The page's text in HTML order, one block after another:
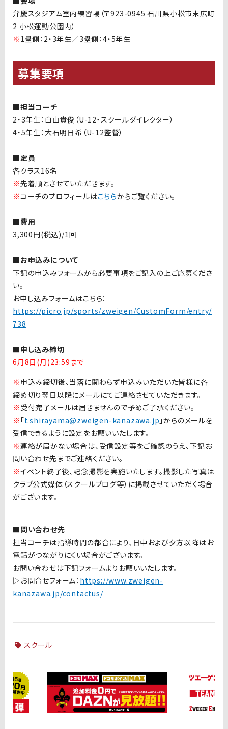
弁慶スタジアム室内練習場（〒923-0945 石川県小松市末広町
2 小松運動公園内）
※ 1塁側：2・3年生／3塁側：4・5年生
募集要項
■担当コーチ
2・3年生：白山貴俊（U-12・スクールダイレクター）
4・5年生：大石明日希（U-12監督）
■定員
各クラス16名
※先着順とさせていただきます。
※コーチのプロフィールはこちらからご覧ください。
■費用
3,300円(税込)/1回
■お申込みについて
下記の申込みフォームから必要事項をご記入の上ご応募くださ
い。
お申し込みフォームはこちら：
https://picro.jp/sports/zweigen/CustomForm/entry/
738
■申し込み締切
6月8日(月)23:59まで
※ 申込み締切後、当落に関わらず申込みいただいた皆様に各
締め切り翌日以降にメールにてご連絡させていただきます。
※ 受付完了メールは届きませんので予めご了承ください。
※ 「t.shirayama@zweigen-kanazawa.jp 」からのメールを
受信できるように設定をお願いいたします。
※連絡が届かない場合は、受信設定等をご確認のうえ、下記お
問い合わせ先までご連絡ください。
※イベント終了後、記念撮影を実施いたします。撮影した写真は
クラブ公式媒体（スクールブログ等）に掲載させていただく場合
がございます。
■問い合わせ先
担当コーチは指導時間の都合により、日中および夕方以降はお
電話がつながりにくい場合がございます。
お問い合わせは下記フォームよりお願いいたします。
▷お問合せフォーム： https://www.zweigen-
kanazawa.jp/contactus/
スクール